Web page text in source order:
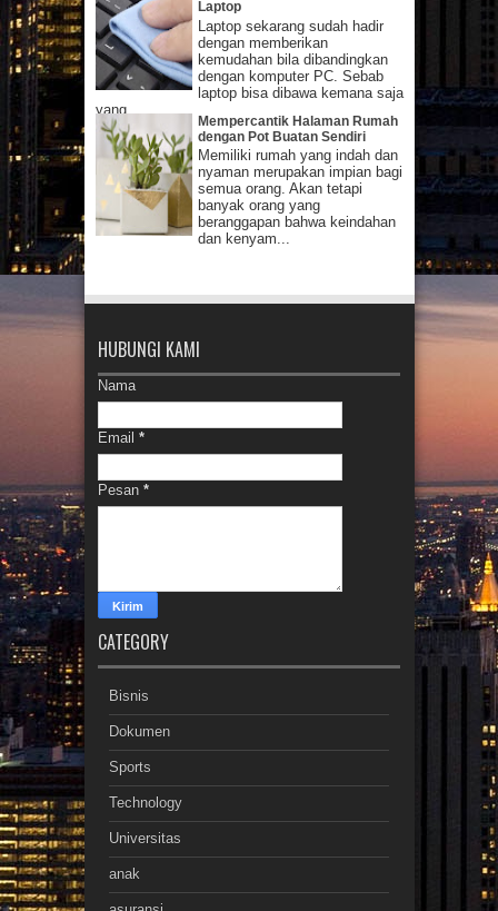
Laptop
Laptop sekarang sudah hadir
dengan memberikan
kemudahan bila dibandingkan
dengan komputer PC. Sebab
laptop bisa dibawa kemana saja
yang...
Mempercantik Halaman Rumah
dengan Pot Buatan Sendiri
Memiliki rumah yang indah dan
nyaman merupakan impian bagi
semua orang. Akan tetapi
banyak orang yang
beranggapan bahwa keindahan
dan kenyam...
HUBUNGI KAMI
Nama
Email *
Pesan *
CATEGORY
Bisnis
Dokumen
Sports
Technology
Universitas
anak